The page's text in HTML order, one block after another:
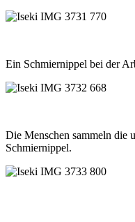
Ein Schmiernippel bei der
Die Menschen sammeln die
Schmiernippel.